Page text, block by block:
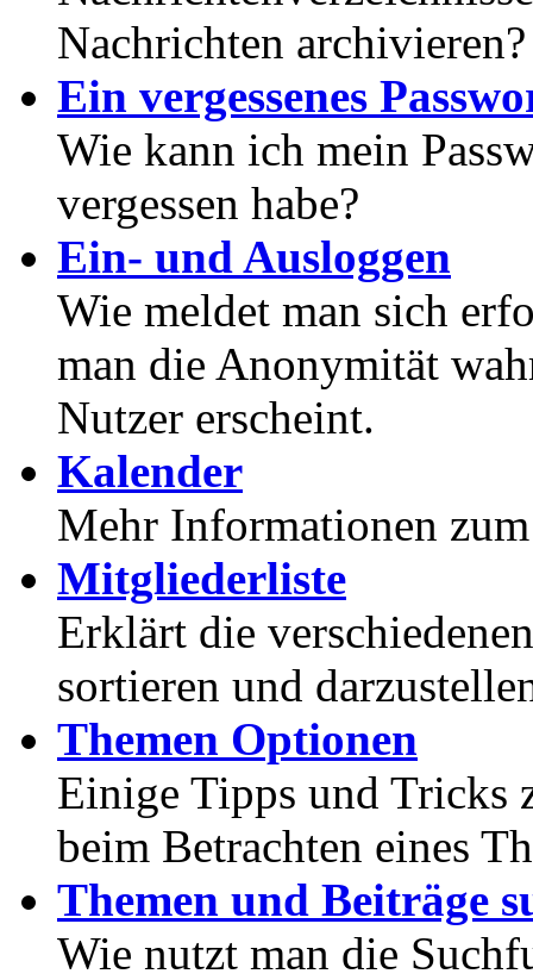
Nachrichten archivieren?
Ein vergessenes
Wie kann ich mein
vergessen habe?
Ein- und Ausloggen
Wie meldet man sich
man die Anonymität
Nutzer erscheint.
Kalender
Mehr Informationen
Mitgliederliste
Erklärt die
sortieren und
Themen Optionen
Einige Tipps und Tricks
beim Betrachten eines
Themen und Beiträge
Wie nutzt man die